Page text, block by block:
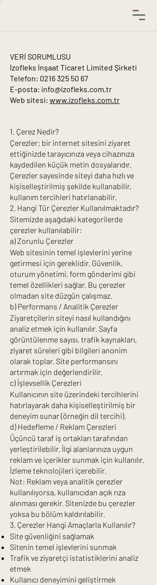
VERİ SORUMLUSU
İzofleks İnşaat Ticaret Limited Şirketi
Telefon: 0216 325 50 67
E-posta: info@izofleks.com.tr
Web sitesi: www.izofleks.com.tr
1. Çerez Nedir?
Çerezler; bir internet sitesini ziyaret
ettiğinizde tarayıcınıza veya cihazınıza
kaydedilen küçük metin dosyalarıdır.
Çerezler sayesinde siteyi daha hızlı ve
kişiselleştirilmiş şekilde kullanabilir,
kullanım tercihleri hatırlanabilir.
2. Hangi Tür Çerezler Kullanılmaktadır?
Sitemizde aşağıdaki kategorilerde
çerezler kullanılabilir:
a) Zorunlu Çerezler
Web sitesinin temel işlevlerini yerine
getirmesi için gereklidir. Güvenlik,
oturum yönetimi, form gönderimi gibi
temel özellikleri sağlar. Bu çerezler
olmadan site düzgün çalışmaz.
b) Performans / Analitik Çerezler
Ziyaretçilerin siteyi nasıl kullandığını
analiz etmek için kullanılır. Sayfa
görüntülenme sayısı, trafik kaynakları,
ziyaret süreleri gibi bilgileri anonim
olarak toplar. Site performansını
artırmak için değerlendirilir.
c) İşlevsellik Çerezleri
Kullanıcının site üzerindeki tercihlerini
hatırlayarak daha kişiselleştirilmiş bir
deneyim sunar (örneğin dil tercihi).
d) Hedefleme / Reklam Çerezleri
Üçüncü taraf iş ortakları tarafından
yerleştirilebilir. İlgi alanlarınıza uygun
reklam ve içerikler sunmak için kullanılır.
İzleme teknolojileri içerebilir.
Not: Reklam veya analitik çerezler
kullanılıyorsa, kullanıcıdan açık rıza
alınması gerekir. Sitenizde bu çerezler
yoksa bu bölüm kaldırılabilir.
3. Çerezler Hangi Amaçlarla Kullanılır?
Site güvenliğini sağlamak
Sitenin temel işlevlerini sunmak
Trafik ve ziyaretçi istatistiklerini analiz
etmek
Kullanıcı deneyimini geliştirmek